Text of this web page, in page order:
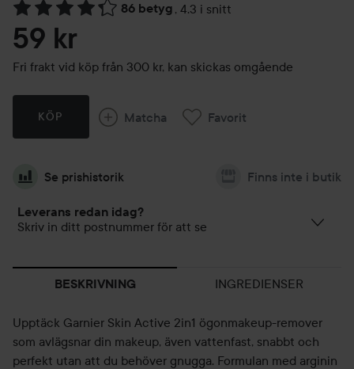
86 betyg , 4.3 i snitt
Hoppa till Betyg & kommentarer
59 kr
Fri frakt vid köp från 300 kr, kan skickas omgående
KÖP Matcha Favorit
Se prishistorik Finns inte i butik
Leverans redan idag?
Skriv in ditt postnummer för att se
BESKRIVNING INGREDIENSER
Upptäck Garnier Skin Active 2in1 ögonmakeup-remover
som avlägsnar din makeup, även vattenfast, snabbt och
perfekt utan att du behöver gnugga. Formulan med arginin